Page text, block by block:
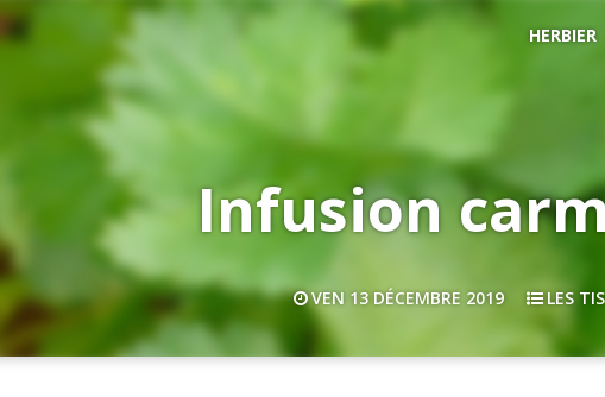
HERBIER
Infusion
VEN 13 DÉCEMBRE 2019 LES